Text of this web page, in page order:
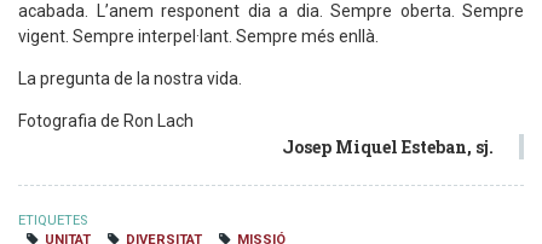
acabada. L’anem responent dia a dia. Sempre oberta. Sempre
vigent. Sempre interpel·lant. Sempre més enllà.
La pregunta de la nostra vida.
Fotografia de Ron Lach
Josep Miquel Esteban, sj.
ETIQUETES
UNITAT
DIVERSITAT MISSIÓ